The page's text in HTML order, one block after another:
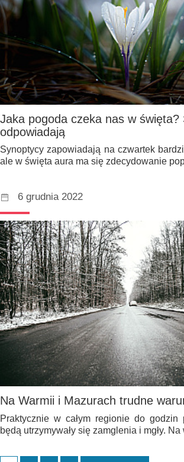
Jaka pogoda czeka nas w święta?
odpowiadają
Synoptycy zapowiadają na czwartek
ale w święta aura ma się zdecydowanie
6 grudnia 2022
Na Warmii i Mazurach trudne
Praktycznie w całym regionie do godzin
będą utrzymywały się zamglenia i mgły.